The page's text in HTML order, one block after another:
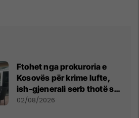
Ftohet nga prokuroria e
Kosovës për krime lufte,
ish-gjenerali serb thotë se
dikush e tradhtoi në
02/08/2026